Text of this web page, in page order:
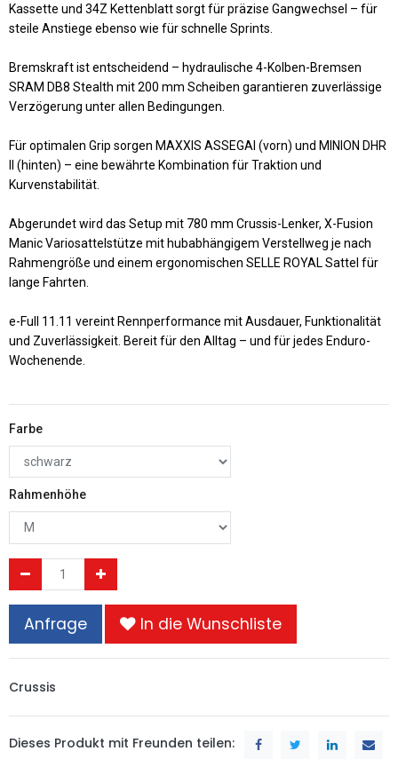
Kassette und 34Z Kettenblattsorgt für präzise Gangwechsel – für
steile Anstiege ebenso wie für schnelle Sprints.
Bremskraft ist entscheidend – hydraulische 4-Kolben-Bremsen
SRAM DB8 Stealth mit 200 mm Scheiben garantieren zuverlässige
Verzögerung unter allen Bedingungen.
Für optimalen Grip sorgen MAXXIS ASSEGAI (vorn) und MINION DHR
II (hinten) – eine bewährte Kombination für Traktion und
Kurvenstabilität.
Abgerundet wird das Setup mit 780 mm Crussis-Lenker, X-Fusion
Manic Variosattelstütze mit hubabhängigem Verstellweg je nach
Rahmengröße und einem ergonomischen SELLE ROYAL Sattel für
lange Fahrten.
e-Full 11.11 vereint Rennperformance mit Ausdauer, Funktionalität
und Zuverlässigkeit. Bereit für den Alltag – und für jedes Enduro-
Wochenende.
Farbe
Rahmenhöhe
Anfrage In die Wunschliste
Crussis
Dieses Produkt mit Freunden teilen: